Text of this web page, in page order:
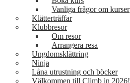
Vanliga frågor om kurser
Klätterträffar
Klubbresor
Om resor
Arrangera resa
Ungdomsklättring
Ninja
Låna utrustning och böcker
Välkommen till Climb in 2026!